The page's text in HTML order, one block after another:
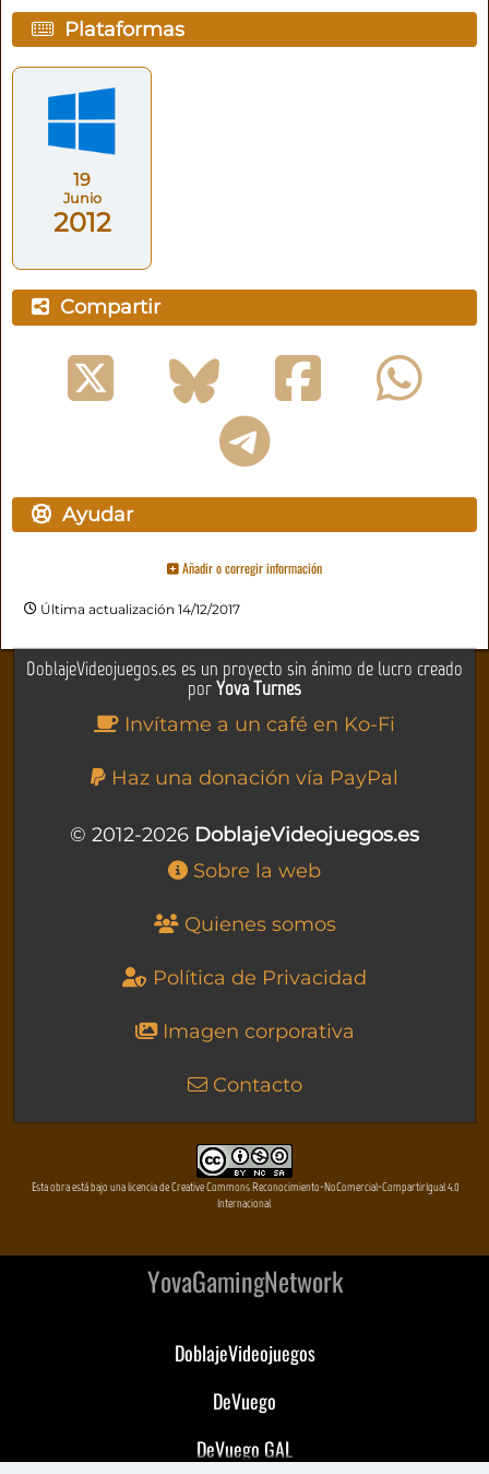
Plataformas
19
Junio
2012
Compartir
Ayudar
Añadir o corregir información
Última actualización 14/12/2017
DoblajeVideojuegos.es es un proyecto sin ánimo de lucro creado
porYova Turnes
Invítame a un café en Ko-Fi
Haz una donación vía PayPal
© 2012-2026 DoblajeVideojuegos.es
Sobre la web
Quienes somos
Política de Privacidad
Imagen corporativa
Contacto
Esta obra está bajo una licencia de Creative Commons Reconocimiento-NoComercial-CompartirIgual 4.0
Internacional
YovaGamingNetwork
DoblajeVideojuegos
DeVuego
DeVuego GAL